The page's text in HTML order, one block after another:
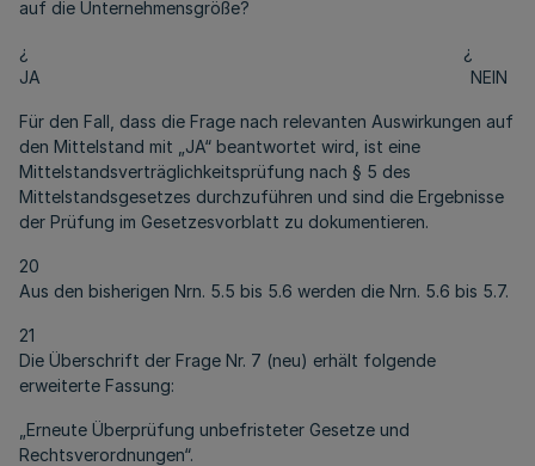
auf die Unternehmensgröße?
¿ ¿
JA NEIN
Für den Fall, dass die Frage nach relevanten Auswirkungen auf
den Mittelstand mit „JA“ beantwortet wird, ist eine
Mittelstandsverträglichkeitsprüfung nach § 5 des
Mittelstandsgesetzes durchzuführen und sind die Ergebnisse
der Prüfung im Gesetzesvorblatt zu dokumentieren.
20
Aus den bisherigen Nrn. 5.5 bis 5.6 werden die Nrn. 5.6 bis 5.7.
21
Die Überschrift der Frage Nr. 7 (neu) erhält folgende
erweiterte Fassung:
„Erneute Überprüfung unbefristeter Gesetze und
Rechtsverordnungen“.